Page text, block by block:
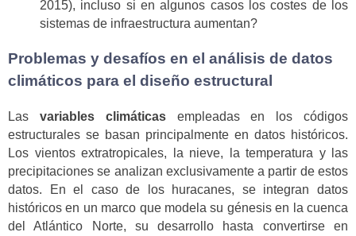
2015), incluso si en algunos casos los costes de los
sistemas de infraestructura aumentan?
Problemas y desafíos en el análisis de datos
climáticos para el diseño estructural
Las variables climáticasempleadas en los códigos
estructurales se basan principalmente en datos históricos.
Los vientos extratropicales, la nieve, la temperatura y las
precipitaciones se analizan exclusivamente a partir de estos
datos. En el caso de los huracanes, se integran datos
históricos en un marco que modela su génesis en la cuenca
del Atlántico Norte, su desarrollo hasta convertirse en